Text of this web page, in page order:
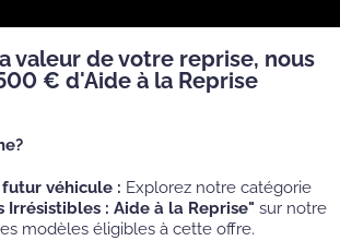
valeur de votre reprise, nous
€ d'Aide à la Reprise
véhicule : Explorez notre catégorie
Irrésistibles : Aide à la Reprise" sur notre
modèles éligibles à cette offre.